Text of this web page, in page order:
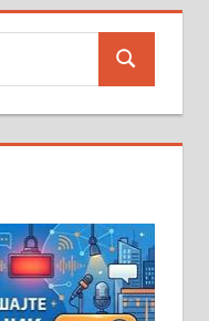
Search